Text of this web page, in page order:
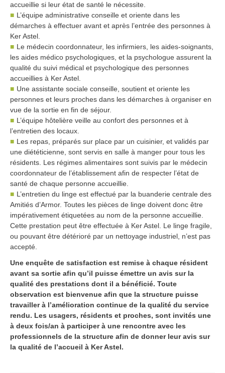
accueillie si leur état de santé le nécessite.
L’équipe administrative conseille et oriente dans les
démarches à effectuer avant et après l’entrée des personnes à
Ker Astel.
Le médecin coordonnateur, les infirmiers, les aides-soignants,
les aides médico psychologiques, et la psychologue assurent la
qualité du suivi médical et psychologique des personnes
accueillies à Ker Astel.
Une assistante sociale conseille, soutient et oriente les
personnes et leurs proches dans les démarches à organiser en
vue de la sortie en fin de séjour.
L’équipe hôtelière veille au confort des personnes et à
l’entretien des locaux.
Les repas, préparés sur place par un cuisinier, et validés par
une diététicienne, sont servis en salle à manger pour tous les
résidents. Les régimes alimentaires sont suivis par le médecin
coordonnateur de l’établissement afin de respecter l’état de
santé de chaque personne accueillie.
L’entretien du linge est effectué par la buanderie centrale des
Amitiés d’Armor. Toutes les pièces de linge doivent donc être
impérativement étiquetées au nom de la personne accueillie.
Cette prestation peut être effectuée à Ker Astel. Le linge fragile,
ou pouvant être détérioré par un nettoyage industriel, n’est pas
accepté.
Une enquête de satisfaction est remise à chaque résident
avant sa sortie afin qu’il puisse émettre un avis sur la
qualité des prestations dont il a bénéficié. Toute
observation est bienvenue afin que la structure puisse
travailler à l’amélioration continue de la qualité du service
rendu. Les usagers, résidents et proches, sont invités une
à deux fois/an à participer à une rencontre avec les
professionnels de la structure afin de donner leur avis sur
la qualité de l’accueil à Ker Astel.